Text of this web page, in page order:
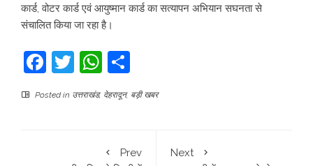
कार्ड, वोटर कार्ड एवं आयुष्मान कार्ड का सत्यापन अभियान सघनता से
संचालित किया जा रहा है।
Facebook
TwitterWhatsApp
Posted in उत्तराखंड, देहरादून, बड़ी खबर
Prev
Next